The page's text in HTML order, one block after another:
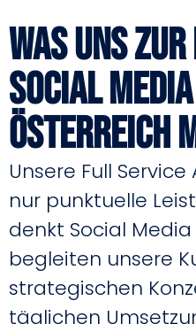
Was uns
Social
Österreich
Unsere Full
nur punktuelle
denkt Social
begleiten unsere
strategischen
täglichen